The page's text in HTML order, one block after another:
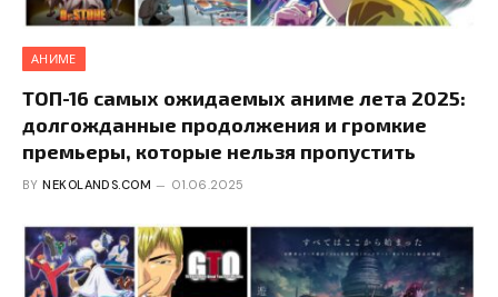
АНИМЕ
ТОП-16 самых ожидаемых аниме лета 2025:
долгожданные продолжения и громкие
премьеры, которые нельзя пропустить
BY NEKOLANDS.COM 01.06.2025